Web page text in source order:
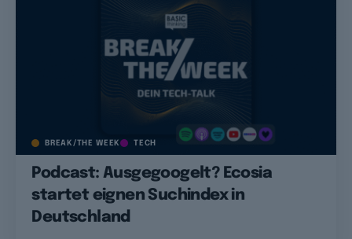
BREAK/THE WEEK TECH
Podcast: Ausgegoogelt? Ecosia
startet eignen Suchindex in
Deutschland